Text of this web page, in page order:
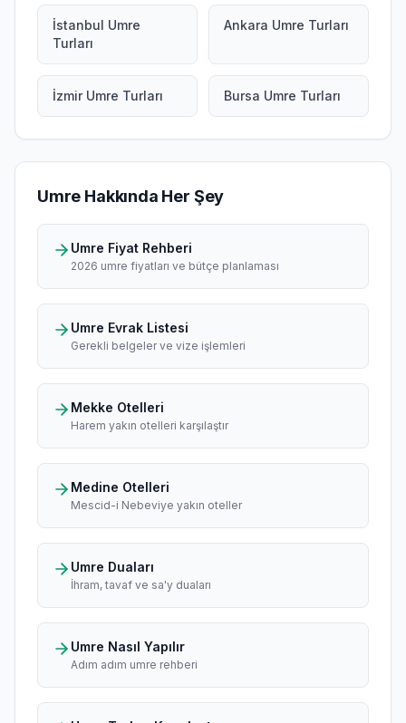
İstanbul Umre
Turları
Ankara Umre Turları
İzmir Umre Turları Bursa Umre Turları
Umre Hakkında Her Şey
Umre Fiyat Rehberi
2026 umre fiyatları ve bütçe planlaması
Umre Evrak Listesi
Gerekli belgeler ve vize işlemleri
Mekke Otelleri
Harem yakın otelleri karşılaştır
Medine Otelleri
Mescid-i Nebeviye yakın oteller
Umre Duaları
İhram, tavaf ve sa'y duaları
Umre Nasıl Yapılır
Adım adım umre rehberi